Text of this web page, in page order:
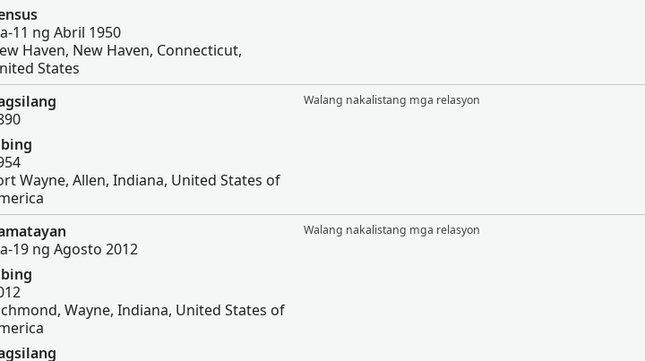
11 ng Abril 1950
Haven, New Haven, Connecticut,
States
Wayne, Allen, Indiana, United States of
Walang nakalistang mga relasyon
19 ng Agosto 2012
Wayne, Indiana, United States of
Walang nakalistang mga relasyon